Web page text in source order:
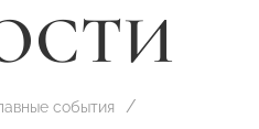
события